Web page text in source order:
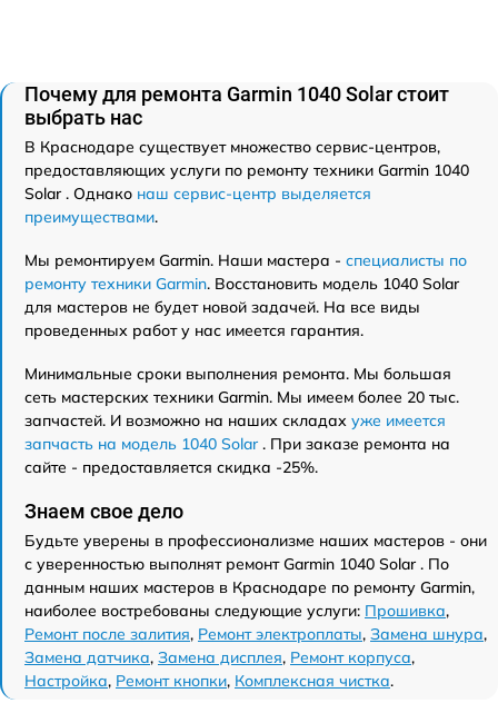
Почему для ремонта Garmin 1040 Solar стоит
выбрать нас
В Краснодаре существует множество сервис-центров,
предоставляющих услуги по ремонту техники Garmin 1040
Solar . Однако наш сервис-центр выделяется
преимуществами.
Мы ремонтируем Garmin. Наши мастера - специалисты по
ремонту техники Garmin. Восстановить модель 1040 Solar
для мастеров не будет новой задачей. На все виды
проведенных работ у нас имеется гарантия.
Минимальные сроки выполнения ремонта. Мы большая
сеть мастерских техники Garmin. Мы имеем более 20 тыс.
запчастей. И возможно на наших складах уже имеется
запчасть на модель 1040 Solar. При заказе ремонта на
сайте - предоставляется скидка -25%.
Знаем свое дело
Будьте уверены в профессионализме наших мастеров - они
с уверенностью выполнят ремонт Garmin 1040 Solar . По
данным наших мастеров в Краснодаре по ремонту Garmin,
наиболее востребованы следующие услуги: Прошивка,
Ремонт после залития, Ремонт электроплаты, Замена шнура,
Замена датчика, Замена дисплея, Ремонт корпуса,
Настройка, Ремонт кнопки, Комплексная чистка.